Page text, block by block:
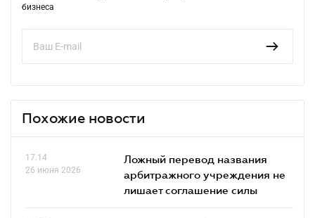
бизнеса
Похожие новости
17.14
26 июня 2026
Ложный перевод названия
арбитражного учреждения не
лишает соглашение силы